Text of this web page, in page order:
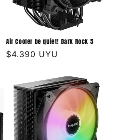
Air Cooler be quiet! Dark Rock 5
Precio
$4.390 UYU